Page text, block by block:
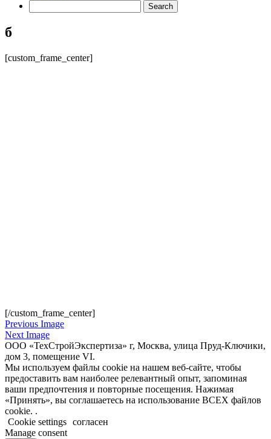
б
[custom_frame_center]
[/custom_frame_center]
Previous Image
Next Image
ООО «ТехСтройЭкспертиза» г, Москва, улица Пруд-Ключики,
дом 3, помещение VI.
Мы используем файлы cookie на нашем веб-сайте, чтобы
предоставить вам наиболее релевантный опыт, запоминая
ваши предпочтения и повторные посещения. Нажимая
«Принять», вы соглашаетесь на использование ВСЕХ файлов
cookie. .
Cookie settings согласен
Manage consent